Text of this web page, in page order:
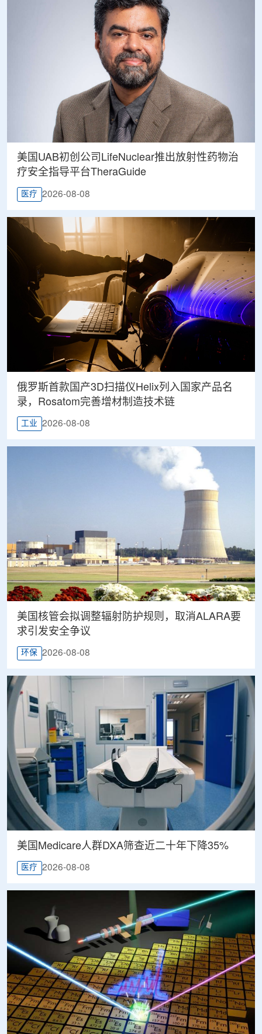
美国UAB初创公司LifeNuclear推出放射性药物治
疗安全指导平台TheraGuide
医疗 2026-08-08
俄罗斯首款国产3D扫描仪Helix列入国家产品名
录，Rosatom完善增材制造技术链
工业 2026-08-08
美国核管会拟调整辐射防护规则，取消ALARA要
求引发安全争议
环保 2026-08-08
美国Medicare人群DXA筛查近二十年下降35%
医疗 2026-08-08